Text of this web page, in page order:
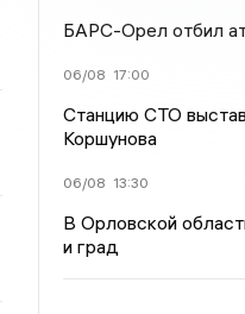
БАРС-Орел отбил
06/08 17:00
Станцию СТО
Коршунова
06/08 13:30
В Орловской
и град